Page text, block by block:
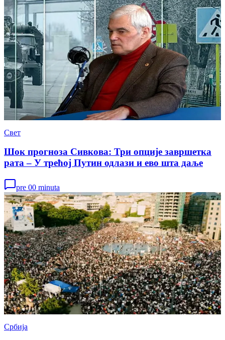
Свет
Шок прогноза Сивкова: Три опције завршетка
рата – У трећој Путин одлази и ево шта даље
pre 00 minuta
Србија